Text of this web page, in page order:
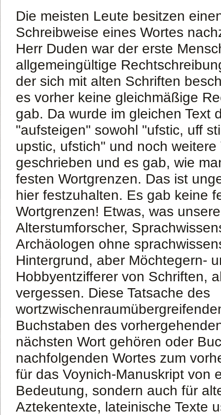
Die meisten Leute besitzen
Schreibweise eines Wortes
Herr Duden war der erste
allgemeingültige
der sich mit alten Schriften
es vorher keine gleichmäßige
gab. Da wurde im gleichen Text
"aufsteigen" sowohl "ufstic, uff
upstic, ufstich" und noch weitere
geschrieben und es gab, wie
festen Wortgrenzen. Das ist
hier festzuhalten. Es gab keine
Wortgrenzen! Etwas, was
Alterstumforscher,
Archäologen ohne
Hintergrund, aber Möchtegern-
Hobbyentzifferer von Schriften,
vergessen. Diese Tatsache des
Buchstaben des
nächsten Wort gehören oder
nachfolgenden Wortes zum
für das Voynich-Manuskript von
Bedeutung, sondern auch für
Aztekentexte, lateinische Texte